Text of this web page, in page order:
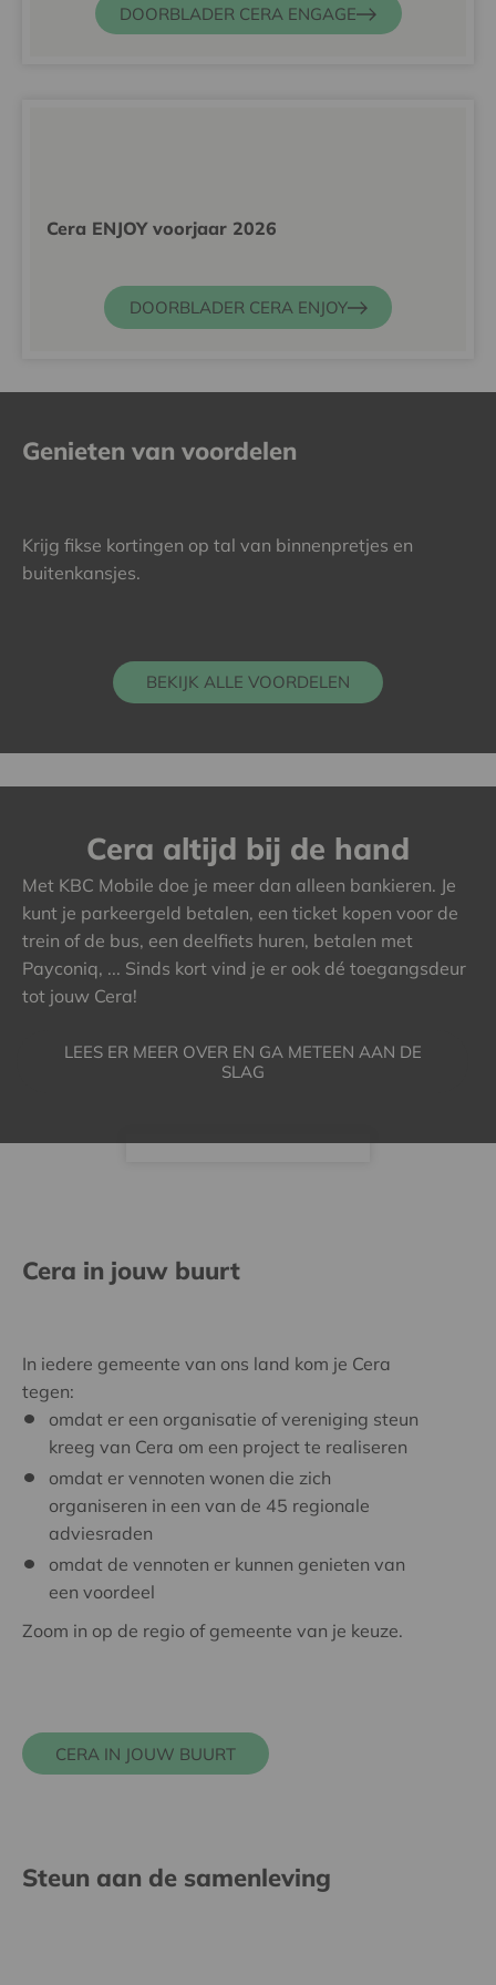
DOORBLADER CERA ENGAGE
Cera ENJOY voorjaar 2026
DOORBLADER CERA ENJOY
Genieten van voordelen
Krijg fikse kortingen op tal van binnenpretjes en
buitenkansjes.
BEKIJK ALLE VOORDELEN
Cera altijd bij de hand
Met KBC Mobile doe je meer dan alleen bankieren. Je
kunt je parkeergeld betalen, een ticket kopen voor de
trein of de bus, een deelfiets huren, betalen met
Payconiq, ... Sinds kort vind je er ook dé toegangsdeur
tot jouw Cera!
LEES ER MEER OVER EN GA METEEN AAN DE
SLAG
Cera in jouw buurt
In iedere gemeente van ons land kom je Cera
tegen:
omdat er een organisatie of vereniging steun
kreeg van Cera om een project te realiseren
omdat er vennoten wonen die zich
organiseren in een van de 45 regionale
adviesraden
omdat de vennoten er kunnen genieten van
een voordeel
Zoom in op de regio of gemeente van je keuze.
CERA IN JOUW BUURT
Steun aan de samenleving